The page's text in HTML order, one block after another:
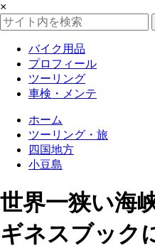
×
バイク用品
プロフィール
ツーリング
車検・メンテ
ホーム
ツーリング・旅
四国地方
小豆島
世界一狭い海
ギネスブック